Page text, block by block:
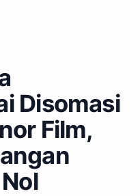
Disomasi
Film,